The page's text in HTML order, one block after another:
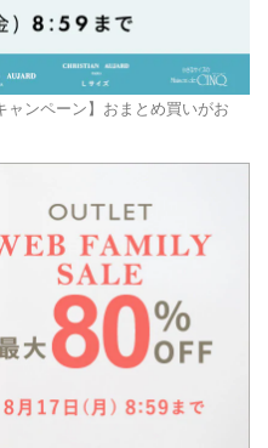
ンペーン】おまとめ買いがお